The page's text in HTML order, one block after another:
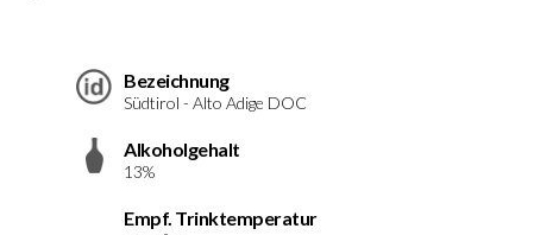
Bezeichnung
Südtirol - Alto Adige DOC
Alkoholgehalt
13%
Empf. Trinktemperatur